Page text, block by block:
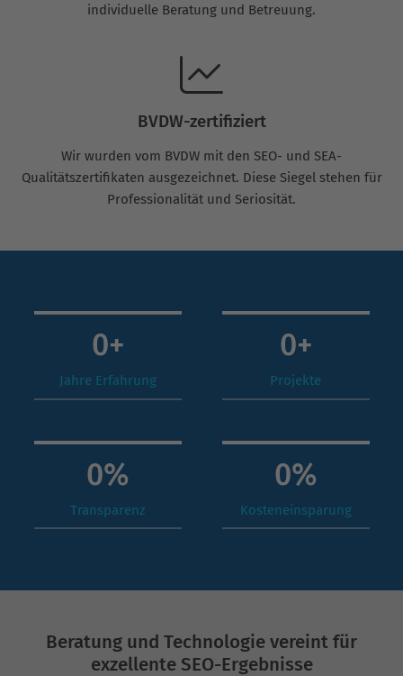
individuelle Beratung und Betreuung.
BVDW-zertifiziert
Wir wurden vom BVDW mit den SEO- und SEA-
Qualitätszertifikaten ausgezeichnet. Diese Siegel stehen für
Professionalität und Seriosität.
0+
Jahre Erfahrung
0+
Projekte
0%
Transparenz
0%
Kosteneinsparung
Beratung und Technologie vereint für
exzellente SEO-Ergebnisse